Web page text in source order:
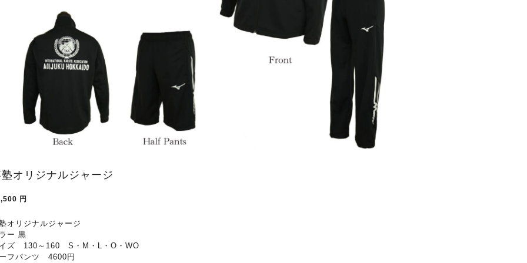
オリジナルジャージ
円
オリジナルジャージ
ー 黒
ズ 130～160 S・M・L・O・WO
フパンツ 4600円